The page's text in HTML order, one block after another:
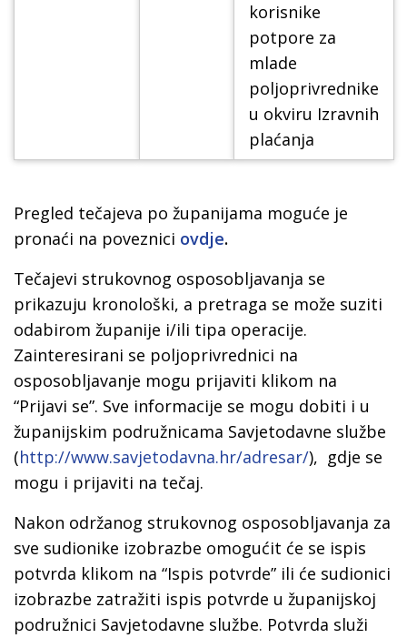
korisnike
potpore za
mlade
poljoprivrednike
u okviru Izravnih
plaćanja
Pregled tečajeva po županijama moguće je
pronaći na poveznici ovdje.
Tečajevi strukovnog osposobljavanja se
prikazuju kronološki, a pretraga se može suziti
odabirom županije i/ili tipa operacije.
Zainteresirani se poljoprivrednici na
osposobljavanje mogu prijaviti klikom na
“Prijavi se”. Sve informacije se mogu dobiti i u
županijskim podružnicama Savjetodavne službe
(http://www.savjetodavna.hr/adresar/), gdje se
mogu i prijaviti na tečaj.
Nakon održanog strukovnog osposobljavanja za
sve sudionike izobrazbe omogućit će se ispis
potvrda klikom na “Ispis potvrde” ili će sudionici
izobrazbe zatražiti ispis potvrde u županijskoj
podružnici Savjetodavne službe. Potvrda služi